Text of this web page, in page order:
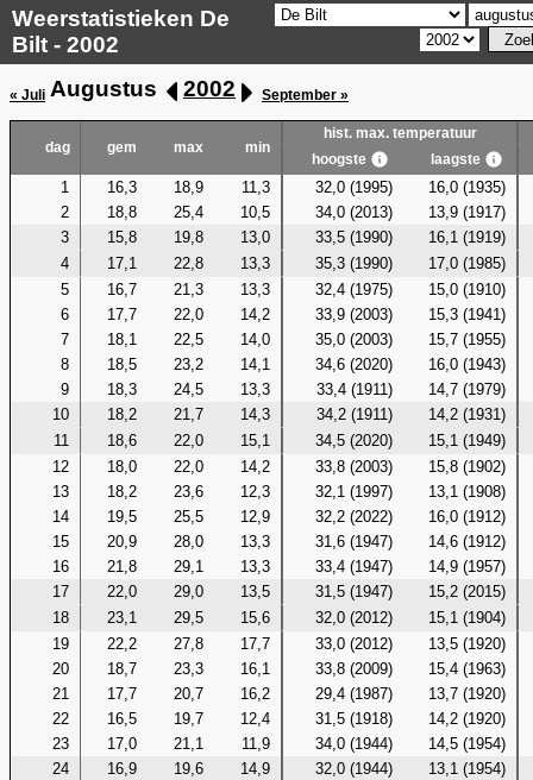
Weerstatistieken De
Bilt - 2002
« Juli Augustus 2002 September »
dag gem max min
hist. max. temperatuur
hoogste
laagste
1 16,3 18,9 11,3 32,0 (1995)
16,0 (1935)
2
18,8 25,4 10,5 34,0 (2013)
13,9 (1917)
3
15,8 19,8 13,0 33,5 (1990)
16,1 (1919)
4
17,1 22,8 13,3 35,3 (1990)
17,0 (1985)
5
16,7 21,3 13,3 32,4 (1975)
15,0 (1910)
6
17,7 22,0 14,2 33,9 (2003)
15,3 (1941)
7
18,1 22,5 14,0 35,0 (2003)
15,7 (1955)
8
18,5 23,2 14,1 34,6 (2020)
16,0 (1943)
9
18,3 24,5 13,3 33,4 (1911)
14,7 (1979)
10
18,2 21,7 14,3 34,2 (1911)
14,2 (1931)
11
18,6 22,0 15,1 34,5 (2020)
15,1 (1949)
12
18,0 22,0 14,2 33,8 (2003)
15,8 (1902)
13
18,2 23,6 12,3 32,1 (1997)
13,1 (1908)
14
19,5 25,5 12,9 32,2 (2022)
16,0 (1912)
15
20,9 28,0 13,3 31,6 (1947)
14,6 (1912)
16
21,8 29,1 13,3 33,4 (1947)
14,9 (1957)
17
22,0 29,0 13,5 31,5 (1947)
15,2 (2015)
18
23,1 29,5 15,6 32,0 (2012)
15,1 (1904)
19
22,2 27,8 17,7 33,0 (2012)
13,5 (1920)
20
18,7 23,3 16,1 33,8 (2009)
15,4 (1963)
21
17,7 20,7 16,2 29,4 (1987)
13,7 (1920)
22
16,5 19,7 12,4 31,5 (1918)
14,2 (1920)
23
17,0 21,1 11,9 34,0 (1944)
14,5 (1954)
24
16,9 19,6 14,9 32,0 (1944)
13,1 (1954)